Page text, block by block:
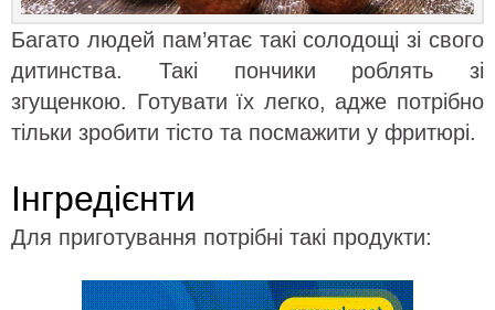
Багато людей пам’ятає такі солодощі зі свого
дитинства. Такі пончики роблять зі
згущенкою. Готувати їх легко, адже потрібно
тільки зробити тісто та посмажити у фритюрі.
Інгредієнти
Для приготування потрібні такі продукти: